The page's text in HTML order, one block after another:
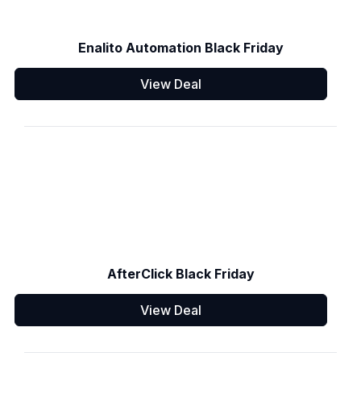
Enalito Automation Black Friday
View Deal
AfterClick Black Friday
View Deal